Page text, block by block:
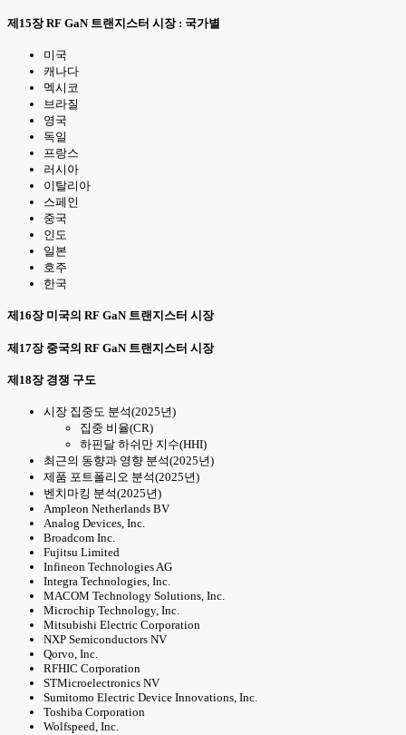
제15장 RF GaN 트랜지스터 시장 : 국가별
미국
캐나다
멕시코
브라질
영국
독일
프랑스
러시아
이탈리아
스페인
중국
인도
일본
호주
한국
제16장 미국의 RF GaN 트랜지스터 시장
제17장 중국의 RF GaN 트랜지스터 시장
제18장 경쟁 구도
시장 집중도 분석(2025년)
집중 비율(CR)
하핀달 하쉬만 지수(HHI)
최근의 동향과 영향 분석(2025년)
제품 포트폴리오 분석(2025년)
벤치마킹 분석(2025년)
Ampleon Netherlands BV
Analog Devices, Inc.
Broadcom Inc.
Fujitsu Limited
Infineon Technologies AG
Integra Technologies, Inc.
MACOM Technology Solutions, Inc.
Microchip Technology, Inc.
Mitsubishi Electric Corporation
NXP Semiconductors NV
Qorvo, Inc.
RFHIC Corporation
STMicroelectronics NV
Sumitomo Electric Device Innovations, Inc.
Toshiba Corporation
Wolfspeed, Inc.